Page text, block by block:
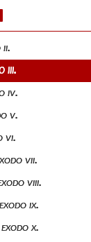
i. in die
ii.
iii.
iv.
v.
vi.
vii.
viii.
ix.
x.